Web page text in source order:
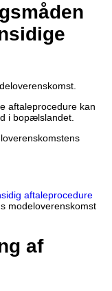
aftaleprocedure kan
i bopælslandet.
aftaleprocedure
modeloverenskomst
af